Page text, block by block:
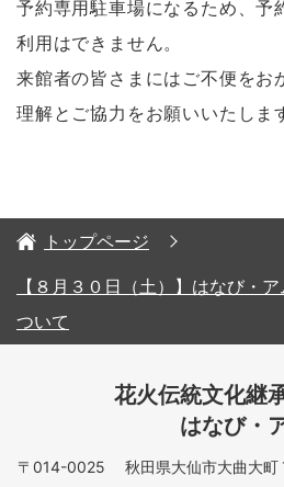
予約専用駐車場になるため、予
利用はできません。
来館者の皆さまにはご不便をお
理解とご協力をお願いいたしま
トップページ
【８月３０日（土）】はなび・
ついて
花火伝統文化継
はなび・
〒014-0025 秋田県大仙市大曲大町